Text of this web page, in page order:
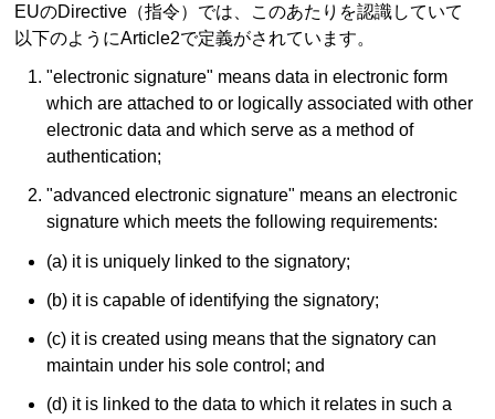
EUのDirective（指令）では、このあたりを認識していて
以下のようにArticle2で定義がされています。
"electronic signature" means data in electronic form
which are attached to or logically associated with other
electronic data and which serve as a method of
authentication;
"advanced electronic signature" means an electronic
signature which meets the following requirements:
(a) it is uniquely linked to the signatory;
(b) it is capable of identifying the signatory;
(c) it is created using means that the signatory can
maintain under his sole control; and
(d) it is linked to the data to which it relates in such a